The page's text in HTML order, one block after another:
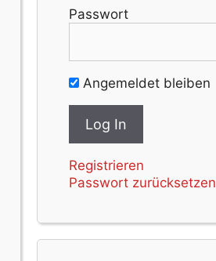
Passwort
Angemeldet bleiben
Registrieren
Passwort zurücksetzen